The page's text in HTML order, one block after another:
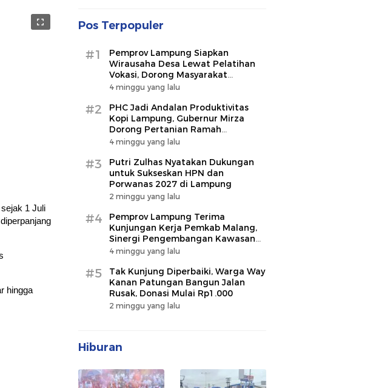
1 Juli
hingga
Pos Terpopuler
#1
Pemprov Lampung Siapkan
Wirausaha Desa Lewat Pelatihan
Vokasi, Dorong Masyarakat
Ciptakan Lapangan Kerja
4 minggu yang lalu
#2
PHC Jadi Andalan Produktivitas
Kopi Lampung, Gubernur Mirza
Dorong Pertanian Ramah
Lingkungan
4 minggu yang lalu
#3
Putri Zulhas Nyatakan Dukungan
untuk Sukseskan HPN dan
Porwanas 2027 di Lampung
2 minggu yang lalu
#4
Pemprov Lampung Terima
Kunjungan Kerja Pemkab Malang,
Sinergi Pengembangan Kawasan
Industri dan Investasi
4 minggu yang lalu
#5
Tak Kunjung Diperbaiki, Warga Way
Kanan Patungan Bangun Jalan
Rusak, Donasi Mulai Rp1.000
2 minggu yang lalu
Hiburan